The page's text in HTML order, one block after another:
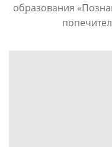
образования